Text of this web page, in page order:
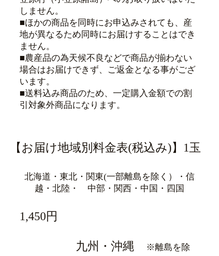
しません。
■ほかの商品を同時にお申込みされても、産
地が異なるため同時にお届けすることはでき
ません。
■農産品の為天候不良などで商品が揃わない
場合はお届けできず、ご返金となる事がござ
います。
■送料込み商品のため、一定購入金額での割
引対象外商品になります。
【お届け地域別料金表(税込み)】1玉
北海道・東北・関東(一部離島を除く）・信
越・北陸・ 中部・関西・中国・四国
1,450円
九州・沖縄
※離島を除